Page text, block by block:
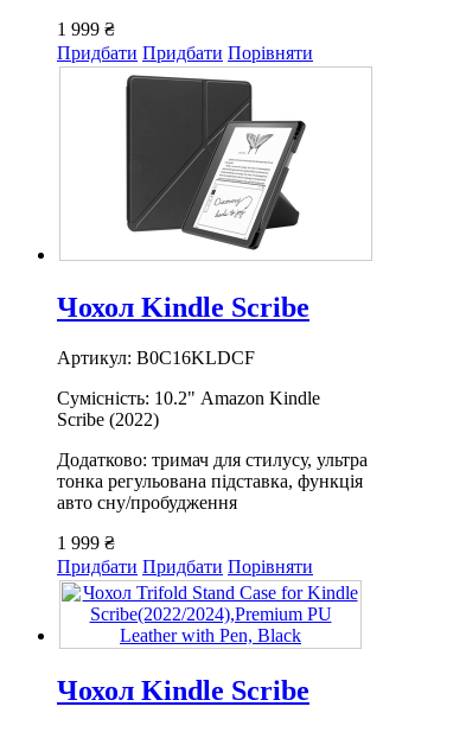
1 999 ₴
Придбати Придбати Порівняти
Чохол Kindle Scribe
Артикул: B0C16KLDCF
Сумісність: 10.2" Amazon Kindle
Scribe (2022)
Додатково: тримач для стилусу, ультра
тонка регульована підставка, функція
авто сну/пробудження
1 999 ₴
Придбати Придбати Порівняти
Чохол Kindle Scribe